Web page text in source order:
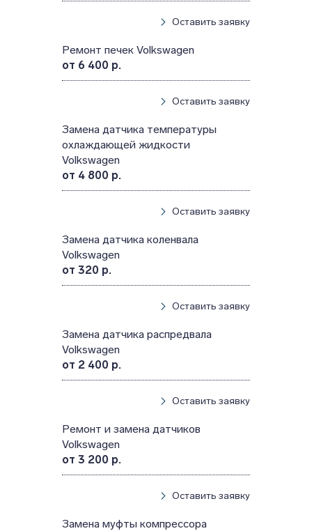
Оставить заявку
Ремонт печек Volkswagen
от 6 400 р.
Оставить заявку
Замена датчика температуры
охлаждающей жидкости
Volkswagen
от 4 800 р.
Оставить заявку
Замена датчика коленвала
Volkswagen
от 320 р.
Оставить заявку
Замена датчика распредвала
Volkswagen
от 2 400 р.
Оставить заявку
Ремонт и замена датчиков
Volkswagen
от 3 200 р.
Оставить заявку
Замена муфты компрессора